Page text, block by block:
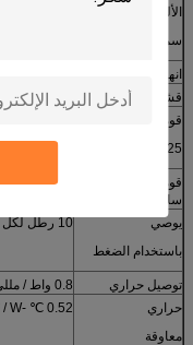
الألومنيوم
سمك احباط
انهيار الجهد
قشر التصاق
1200 جم / بوصة 2
قوة قابضة
25 ℃ / يوم
ساعة
يوصي
باستخدام الضغط
10 رطل لكل بوصة مربعة
توصيل حراري
0.8 واط / مللي كلفن
حراري
معاوقة
0.52 ℃ -in² / W